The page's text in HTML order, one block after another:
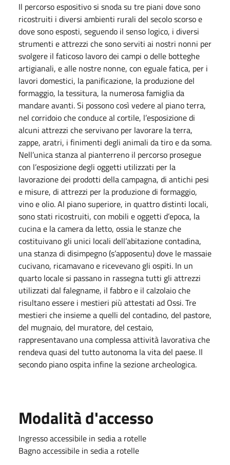
Il percorso espositivo si snoda su tre piani dove sono
ricostruiti i diversi ambienti rurali del secolo scorso e
dove sono esposti, seguendo il senso logico, i diversi
strumenti e attrezzi che sono serviti ai nostri nonni per
svolgere il faticoso lavoro dei campi o delle botteghe
artigianali, e alle nostre nonne, con eguale fatica, per i
lavori domestici, la panificazione, la produzione del
formaggio, la tessitura, la numerosa famiglia da
mandare avanti. Si possono così vedere al piano terra,
nel corridoio che conduce al cortile, l’esposizione di
alcuni attrezzi che servivano per lavorare la terra,
zappe, aratri, i finimenti degli animali da tiro e da soma.
Nell’unica stanza al pianterreno il percorso prosegue
con l’esposizione degli oggetti utilizzati per la
lavorazione dei prodotti della campagna, di antichi pesi
e misure, di attrezzi per la produzione di formaggio,
vino e olio. Al piano superiore, in quattro distinti locali,
sono stati ricostruiti, con mobili e oggetti d’epoca, la
cucina e la camera da letto, ossia le stanze che
costituivano gli unici locali dell’abitazione contadina,
una stanza di disimpegno (s’apposentu) dove le massaie
cucivano, ricamavano e ricevevano gli ospiti. In un
quarto locale si passano in rassegna tutti gli attrezzi
utilizzati dal falegname, il fabbro e il calzolaio che
risultano essere i mestieri più attestati ad Ossi. Tre
mestieri che insieme a quelli del contadino, del pastore,
del mugnaio, del muratore, del cestaio,
rappresentavano una complessa attività lavorativa che
rendeva quasi del tutto autonoma la vita del paese. Il
secondo piano ospita infine la sezione archeologica.
Modalità d'accesso
Ingresso accessibile in sedia a rotelle
Bagno accessibile in sedia a rotelle